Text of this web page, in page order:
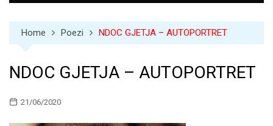
Home Poezi NDOC GJETJA – AUTOPORTRET
NDOC GJETJA – AUTOPORTRET
21/06/2020